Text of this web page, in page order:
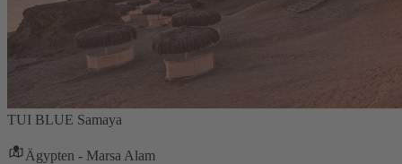
TUI BLUE Samaya
Ägypten - Marsa Alam